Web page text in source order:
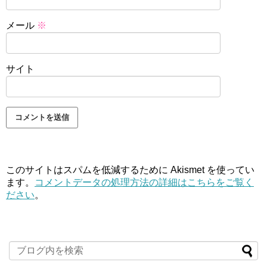
メール ※
サイト
このサイトはスパムを低減するために Akismet を使ってい
ます。
コメントデータの処理方法の詳細はこちらをご覧く
ださい。